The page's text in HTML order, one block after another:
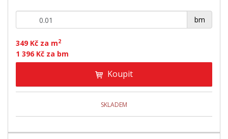
349 Kč za m2
1 396 Kč za bm
bm
+-
Koupit
SKLADEM